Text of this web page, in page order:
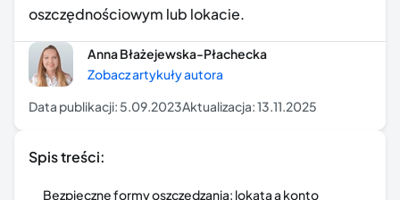
oszczędnościowym lub lokacie.
Anna Błażejewska-Płachecka
Zobacz artykuły autora
Data publikacji: 5.09.2023Aktualizacja:13.11.2025
Spis treści:
Bezpieczne formy oszczędzania: lokata a konto